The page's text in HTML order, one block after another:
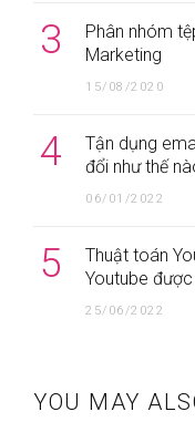
3
Phân nhóm
Marketing
15/08/2020
4
Tận dụng
đổi như thế
06/01/2022
5
Thuật toán
Youtube
25/06/2022
YOU MAY